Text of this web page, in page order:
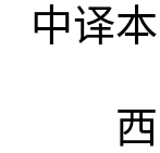
中译
西方